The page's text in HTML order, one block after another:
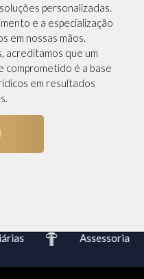
personalizadas.
e a especialização
em nossas mãos.
acreditamos que um
é a base
em resultados
Assessoria